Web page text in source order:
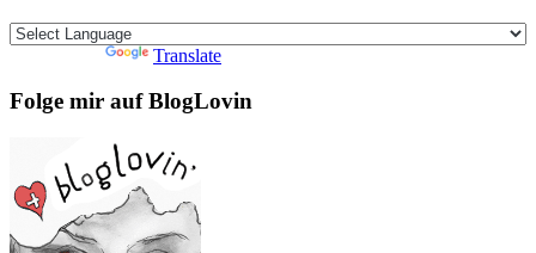
Translate
Folge mir auf BlogLovin